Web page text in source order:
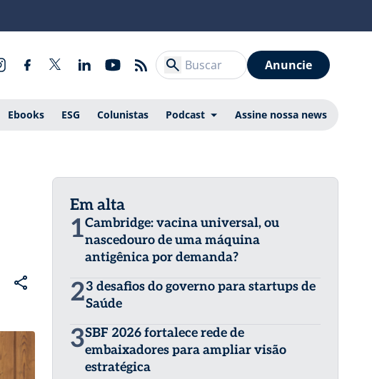
Anuncie
Ebooks ESG Colunistas Podcast Assine nossa news
Em alta
1Cambridge: vacina universal, ou
nascedouro de uma máquina
antigênica por demanda?
23 desafios do governo para startups de
Saúde
3SBF 2026 fortalece rede de
embaixadores para ampliar visão
estratégica